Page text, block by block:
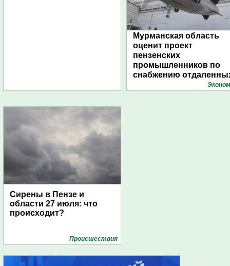
Мурманская область
оценит проект
пензенских
промышленников по
снабжению
поселений с помощью
Сирены в Пензе и
области 27 июля: что
происходит?
Проиcшествия